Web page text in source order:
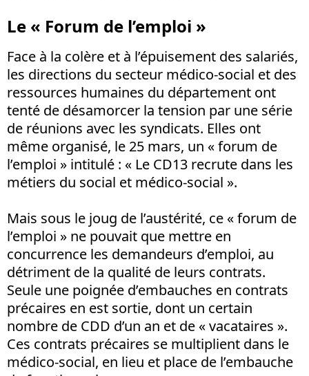
Le « Forum de l’emploi »
Face à la colère et à l’épuisement des salariés,
les directions du secteur médico-social et des
ressources humaines du département ont
tenté de désamorcer la tension par une série
de réunions avec les syndicats. Elles ont
même organisé, le 25 mars, un « forum de
l’emploi » intitulé : « Le CD13 recrute dans les
métiers du social et médico-social ».
Mais sous le joug de l’austérité, ce « forum de
l’emploi » ne pouvait que mettre en
concurrence les demandeurs d’emploi, au
détriment de la qualité de leurs contrats.
Seule une poignée d’embauches en contrats
précaires en est sortie, dont un certain
nombre de CDD d’un an et de « vacataires ».
Ces contrats précaires se multiplient dans le
médico-social, en lieu et place de l’embauche